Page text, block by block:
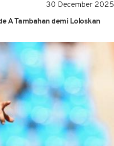
30 December 2025
A Tambahan demi Loloskan